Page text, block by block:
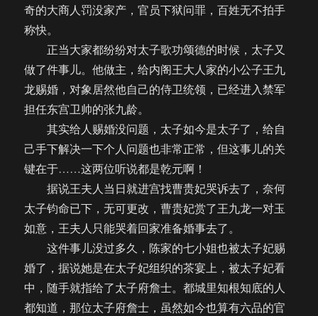
奇的大商人罚没家产，官员下狱问罪，百姓无不拍手
称快。
正当大家都纷纷对太子歌功颂德的时候，太子又
做了件事儿。他做主，给内阁王大人家的小公子王九
龙赐婚，对象居然他自己的侍卫统领，已经进入禁军
担任东宫卫帅的张九龄。
其实给人赐婚没问题，太子如今是太子了，给自
己手下解决一下个人问题也非常正常，但这事儿的关
键在于……这两位听说都是乾元啊！
据说王夫人当日就进宫找曹贵妃哭诉去了，奈何
太子钧命已下，无可更改，曹贵妃赏了王九龙一对玉
如意，王夫人只能哭着回家准备婚事去了。
这件事儿没过多久，陈家的七小姐也被太子妃赐
婚了，据说她是在太子妃组织的茶宴上，被太子妃看
中，随手就指给了太子府詹士。都城里知根知底的人
都知道，那位太子府詹士，虽然如今也算有六品的官